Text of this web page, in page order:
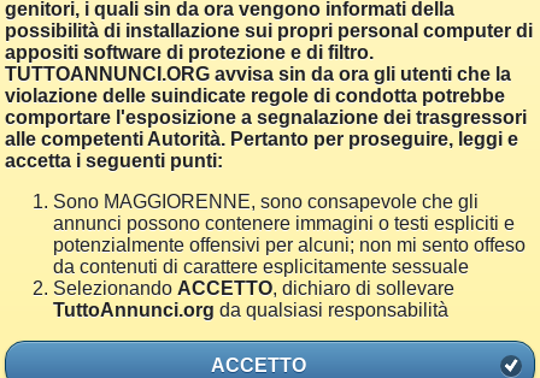
genitori, i quali sin da ora vengono informati della
possibilità di installazione sui propri personal computer di
appositi software di protezione e di filtro.
TUTTOANNUNCI.ORG avvisa sin da ora gli utenti che la
violazione delle suindicate regole di condotta potrebbe
comportare l'esposizione a segnalazione dei trasgressori
alle competenti Autorità. Pertanto per proseguire, leggi e
accetta i seguenti punti:
Sono MAGGIORENNE, sono consapevole che gli
annunci possono contenere immagini o testi espliciti e
potenzialmente offensivi per alcuni; non mi sento offeso
da contenuti di carattere esplicitamente sessuale
Selezionando ACCETTO, dichiaro di sollevare
TuttoAnnunci.org da qualsiasi responsabilità
ACCETTO